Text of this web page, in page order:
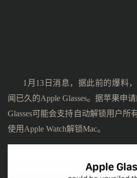
1月13日消息，据此前的爆料
闻已久的Apple Glasses。据苹果申
Glasses可能会支持自动解锁用户所
使用Apple Watch解锁Mac。